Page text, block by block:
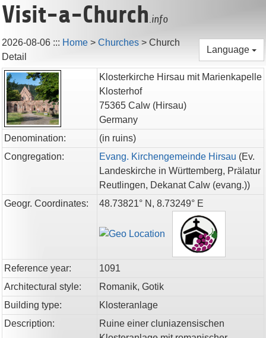
Visit-a-Church.info
2026-08-06 ::: Home > Churches > Church
Detail
Language
Klosterkirche Hirsau mit Marienkapelle
Klosterhof
75365 Calw (Hirsau)
Germany
Denomination:
(in ruins)
Congregation:
Evang. Kirchengemeinde Hirsau (Ev.
Landeskirche in Württemberg, Prälatur
Reutlingen, Dekanat Calw (evang.))
Geogr. Coordinates:
48.73821° N, 8.73249° E
Reference year:
1091
Architectural style:
Romanik, Gotik
Building type:
Klosteranlage
Description:
Ruine einer cluniazensischen